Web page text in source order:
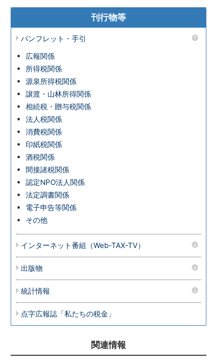
刊行物等
パンフレット・手引
広報関係
所得税関係
源泉所得税関係
譲渡・山林所得関係
相続税・贈与税関係
法人税関係
消費税関係
印紙税関係
酒税関係
間接諸税関係
認定NPO法人関係
法定調書関係
電子申告等関係
その他
インターネット番組（Web-TAX-TV）
出版物
統計情報
点字広報誌「私たちの税金」
関連情報